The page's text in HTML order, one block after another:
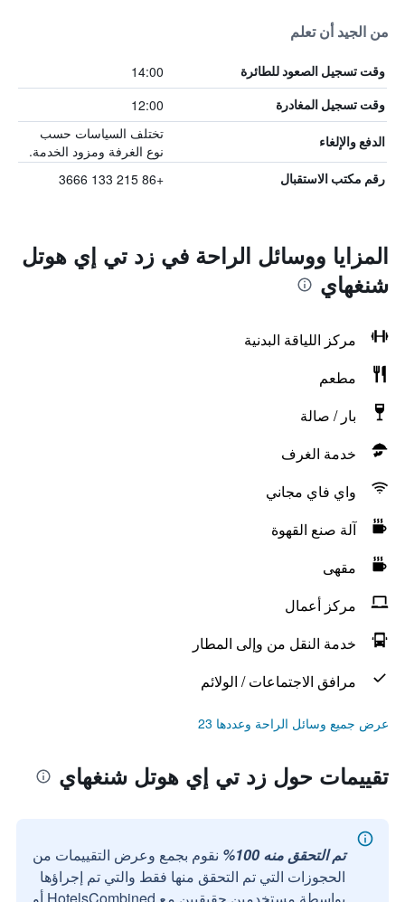
من الجيد أن تعلم
وقت تسجيل الصعود للطائرة 14:00
وقت تسجيل المغادرة 12:00
الدفع والإلغاء
تختلف السياسات حسب
نوع الغرفة ومزود الخدمة.
رقم مكتب الاستقبال +86 215 133 3666
المزايا ووسائل الراحة في زد تي إي هوتل
شنغهاي
مركز اللياقة البدنية
مطعم
بار / صالة
خدمة الغرف
واي فاي مجاني
آلة صنع القهوة
مقهى
مركز أعمال
خدمة النقل من وإلى المطار
مرافق الاجتماعات / الولائم
عرض جميع وسائل الراحة وعددها 23
تقييمات حول زد تي إي هوتل شنغهاي
تم التحقق منه 100%
نقوم بجمع وعرض التقييمات من
الحجوزات التي تم التحقق منها فقط والتي تم إجراؤها